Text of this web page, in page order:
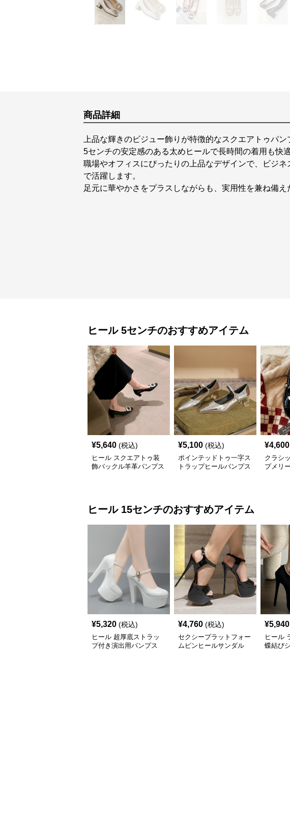
商品詳細
上品な輝きのビジュー飾りが特徴的なスクエアトゥパン
5センチの安定感のある太めヒールで長時間の着用も快適
職場やオフィスにぴったりの上品なデザインで、ビジ
で活躍します。
足元に華やかさをプラスしながらも、実用性を兼ね備え
ヒール 5センチのおすすめアイテム
¥5,640 (税込)
ヒール スクエアトゥ装
飾バックル羊革パンプス
¥5,100 (税込)
ポインテッドトゥ一字ス
トラップヒールパンプス
¥4,600
クラシ
プメリ
ヒール 15センチのおすすめアイテム
¥5,320 (税込)
ヒール 超厚底ストラッ
プ付き演出用パンプス
¥4,760 (税込)
セクシープラットフォー
ムピンヒールサンダル
¥5,940
ヒール
蝶結び